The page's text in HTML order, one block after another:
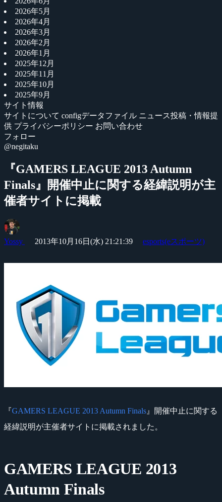
2026年5月
2026年4月
2026年3月
2026年2月
2026年1月
2025年12月
2025年11月
2025年10月
2025年9月
サイト情報
サイトについて configデータファイル ニュース投稿・情報提
供 プライバシーポリシー お問い合わせ
フォロー
@negitaku
『GAMERS LEAGUE 2013 Autumn
Finals』開催中止に関する経緯説明が主
催者サイトに掲載
Yossy 2013年10月16日(水) 21:21:39 esports(eスポーツ)
『GAMERS LEAGUE 2013 Autumn Finals 』開催中止に関する
経緯説明が主催者サイトに掲載されました。
GAMERS LEAGUE 2013
Autumn Finals